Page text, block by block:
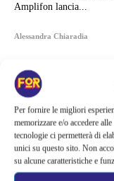
Per fornire le migliori
memorizzare e/o accedere
tecnologie ci permetterà di
unici su questo sito. Non
su alcune caratteristiche e
Amplifon lancia...
Alessandra Chiaradia